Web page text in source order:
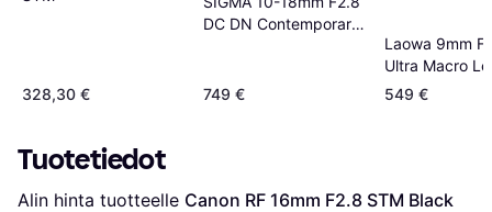
328,30 €
DC DN Contemporary
749 €
Laowa 9mm
Ultra Macro
Canon RF
549 €
Tuotetiedot
Alin hinta tuotteelle Canon RF 16mm F2.8 STM Black